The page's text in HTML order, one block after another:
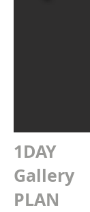
1DAY
Gallery
PLAN